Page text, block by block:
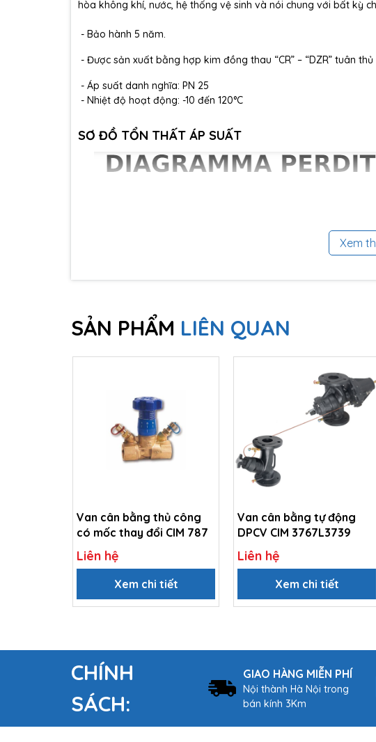
hòa không khí, nước, hệ thống vệ sinh và nói chung với bất kỳ
- Bảo hành 5 năm.
- Được sản xuất bằng hợp kim đồng thau “CR” – “DZR” tuân thủ
- Áp suất danh nghĩa: PN 25
- Nhiệt độ hoạt động: -10 đến 120°C
SƠ ĐỒ TỔN THẤT ÁP SUẤT
SƠ ĐỒ ÁP LỰC
Xem
SẢN PHẨM LIÊN QUAN
Van cân bằng thủ công
có mốc thay đổi CIM 787
Liên hệ
Xem chi tiết
Van cân bằng tự động
DPCV CIM 3767L3739
Liên hệ
Xem chi tiết
CHÍNH
SÁCH:
GIAO HÀNG MIỄN PHÍ
Nội thành Hà Nội trong
bán kính 3Km